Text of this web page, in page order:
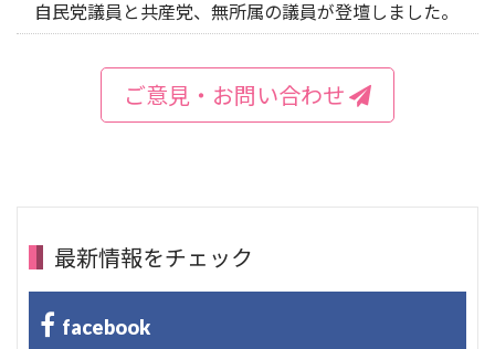
自民党議員と共産党、無所属の議員が登壇しました。
ご意見・お問い合わせ
最新情報をチェック
facebook